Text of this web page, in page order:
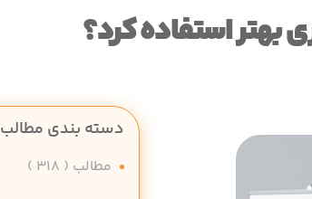
بهتر استفاده کرد؟
دسته بندی مطالب
مطالب ( 318 )